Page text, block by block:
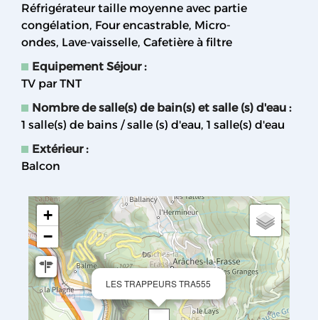
Réfrigérateur taille moyenne avec partie
congélation Four encastrable Micro-
ondes Lave-vaisselle Cafetière à filtre
Equipement Séjour:
TV par TNT
Nombre de salle(s) de bain(s) et salle (s) d'eau :
1 salle(s) de bains / salle (s) d'eau 1 salle(s) d'eau
Extérieur:
Balcon
LES TRAPPEURS TRA555
+
−